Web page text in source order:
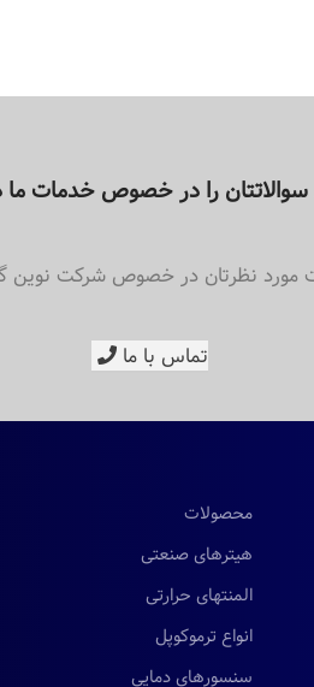
را در خصوص خدمات ما
مورد نظرتان در خصوص شرکت نوین
تماس با ما
محصولات
هیترهای صنعتی
المنتهای حرارتی
انواع ترموکوپل
سنسورهای دمایی